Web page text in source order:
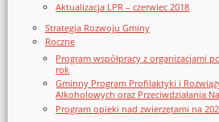
Aktualizacja LPR – czerwiec 2018
Strategia Rozwoju Gminy
Roczne
Program współpracy z organizacjami
rok
Gminny Program Profilaktyki i
Alkoholowych oraz Przeciwdziałania
Program opieki nad zwierzętami na